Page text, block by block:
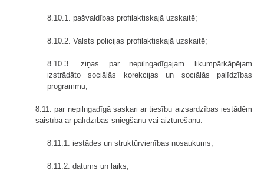
8.10.1. pašvaldības profilaktiskajā uzskaitē;
8.10.2. Valsts policijas profilaktiskajā uzskaitē;
8.10.3. ziņas par nepilngadīgajam likumpārkāpējam
izstrādāto sociālās korekcijas un sociālās palīdzības
programmu;
8.11. par nepilngadīgā saskari ar tiesību aizsardzības iestādēm
saistībā ar palīdzības sniegšanu vai aizturēšanu:
8.11.1. iestādes un struktūrvienības nosaukums;
8.11.2. datums un laiks;